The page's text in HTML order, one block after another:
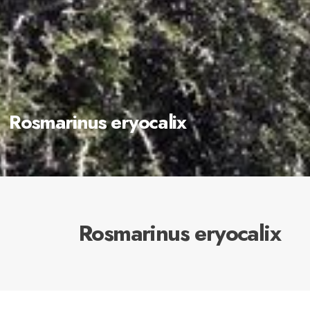
Rosmarinus eryocalix
Rosmarinus eryocalix